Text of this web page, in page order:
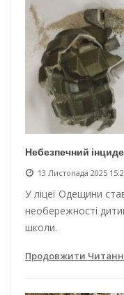
Небезпечний
13 Листопада 2025
У ліцеї Одещини
необережності
школи.
Продовжити